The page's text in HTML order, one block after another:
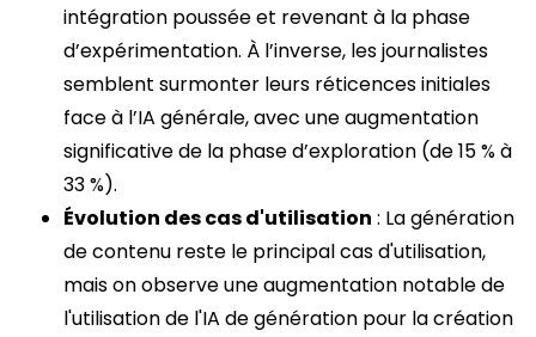
intégration poussée et revenant à la phase
d’expérimentation. À l’inverse, les journalistes
semblent surmonter leurs réticences initiales
face à l’IA générale, avec une augmentation
significative de la phase d’exploration (de 15 % à
33 %).
Évolution des cas d'utilisation : La génération
de contenu reste le principal cas d'utilisation,
mais on observe une augmentation notable de
l'utilisation de l'IA de génération pour la création